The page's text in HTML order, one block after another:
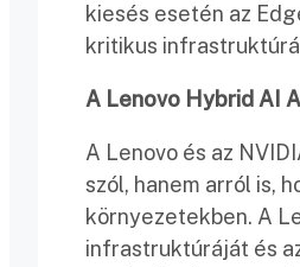
kiesés esetén az
kritikus
A Lenovo Hybrid AI
A Lenovo és az
szól, hanem arról is,
környezetekben. A
infrastruktúráját és